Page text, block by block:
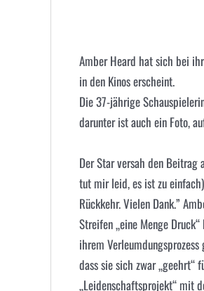
Amber Heard hat sich bei
in den Kinos erscheint.
Die 37-jährige
darunter ist auch ein Foto,
Der Star versah den Beitrag
tut mir leid, es ist zu
Rückkehr. Vielen Dank.”
Streifen „eine Menge
ihrem
dass sie sich zwar „geehrt“
„Leidenschaftsprojekt“ mit